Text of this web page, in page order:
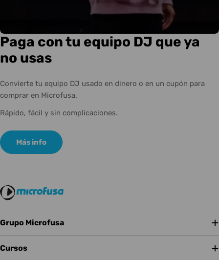
Paga con tu equipo DJ que ya
no usas
Convierte tu equipo DJ usado en dinero o en un cupón para
comprar en Microfusa.
Rápido, fácil y sin complicaciones.
Más info
Grupo Microfusa
Cursos